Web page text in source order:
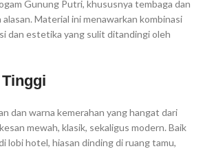
Gunung Putri, khususnya tembaga dan
Material ini menawarkan kombinasi
dan estetika yang sulit ditandingi oleh
dan warna kemerahan yang hangat dari
mewah, klasik, sekaligus modern. Baik
lobi hotel, hiasan dinding di ruang tamu,